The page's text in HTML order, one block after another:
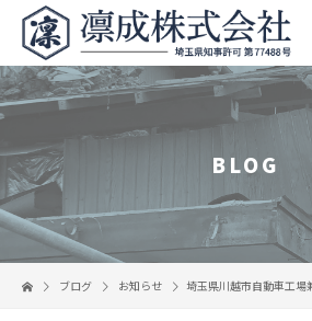
BLOG
ブログ お知らせ 埼玉県川越市自動車工場